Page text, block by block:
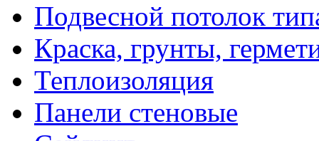
Подвесной потолок
Краска, грунты,
Теплоизоляция
Панели стеновые